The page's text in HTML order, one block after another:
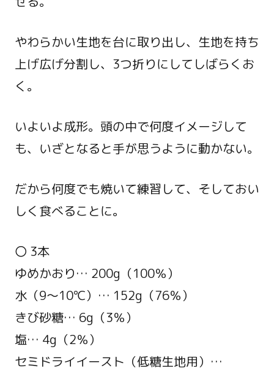
やわらかい生地を台に取り出し、生地を持ち
上げ広げ分割し、3つ折りにしてしばらくお
く。
いよいよ成形。頭の中で何度イメージして
も、いざとなると手が思うように動かない。
だから何度でも焼いて練習して、そしておい
しく食べることに。
〇 3本
ゆめかおり… 200g（100％）
水（9～10℃）… 152g（76％）
きび砂糖… 6g（3％）
塩… 4g（2％）
セミドライイースト（低糖生地用）…